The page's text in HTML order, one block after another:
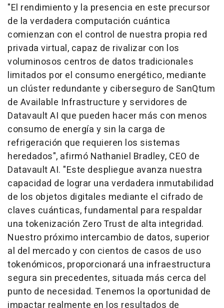
"El rendimiento y la presencia en este precursor
de la verdadera computación cuántica
comienzan con el control de nuestra propia red
privada virtual, capaz de rivalizar con los
voluminosos centros de datos tradicionales
limitados por el consumo energético, mediante
un clúster redundante y ciberseguro de SanQtum
de Available Infrastructure y servidores de
Datavault AI que pueden hacer más con menos
consumo de energía y sin la carga de
refrigeración que requieren los sistemas
heredados", afirmó Nathaniel Bradley, CEO de
Datavault AI. "Este despliegue avanza nuestra
capacidad de lograr una verdadera inmutabilidad
de los objetos digitales mediante el cifrado de
claves cuánticas, fundamental para respaldar
una tokenización Zero Trust de alta integridad.
Nuestro próximo intercambio de datos, superior
al del mercado y con cientos de casos de uso
tokenómicos, proporcionará una infraestructura
segura sin precedentes, situada más cerca del
punto de necesidad. Tenemos la oportunidad de
impactar realmente en los resultados de